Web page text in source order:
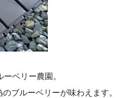
ベリー農園。
ブルーベリーが味わえます。